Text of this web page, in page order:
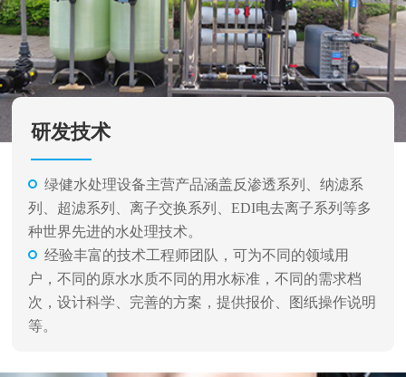
研发技术
绿健水处理设备主营产品涵盖反渗透系列、纳滤系
列、超滤系列、离子交换系列、EDI电去离子系列等多
种世界先进的水处理技术。
经验丰富的技术工程师团队，可为不同的领域用
户，不同的原水水质不同的用水标准，不同的需求档
次，设计科学、完善的方案，提供报价、图纸操作说明
等。